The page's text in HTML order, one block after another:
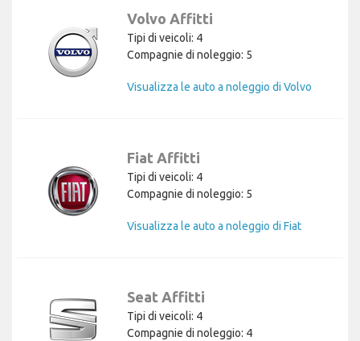
Volvo Affitti
Tipi di veicoli: 4
Compagnie di noleggio: 5
Visualizza le auto a noleggio di Volvo
Fiat Affitti
Tipi di veicoli: 4
Compagnie di noleggio: 5
Visualizza le auto a noleggio di Fiat
Seat Affitti
Tipi di veicoli: 4
Compagnie di noleggio: 4